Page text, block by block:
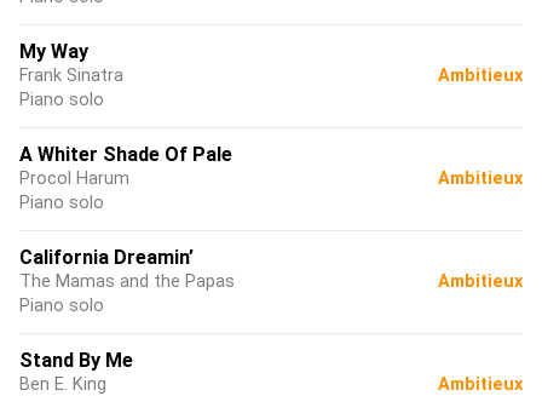
My Way
Frank Sinatra
Piano solo
Ambitieux
A Whiter Shade Of Pale
Procol Harum
Piano solo
Ambitieux
California Dreamin’
The Mamas and the Papas
Piano solo
Ambitieux
Stand By Me
Ben E. King
Ambitieux